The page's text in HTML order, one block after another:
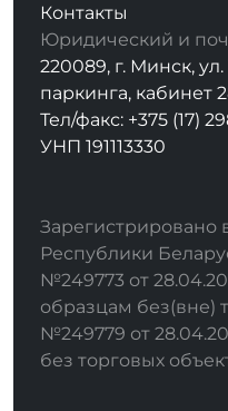
Контакты
Юридический и
220089, г. Минск,
паркинга, кабинет
Тел/факс: +375 (17)
УНП 191113330
Зарегистрировано
Республики
№249773 от
образцам без(вне)
№249779 от
без торговых